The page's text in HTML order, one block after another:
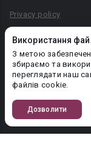
Використання
З метою
збираємо та
переглядати наш
файлів cookie.
Дозволити
Privacy policy
Політика
Правила публікації
PR-вiддiл:
© 2026 Booknet. Всі